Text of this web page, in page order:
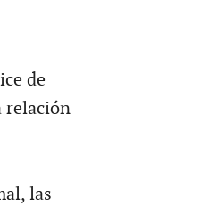
de
relación
las